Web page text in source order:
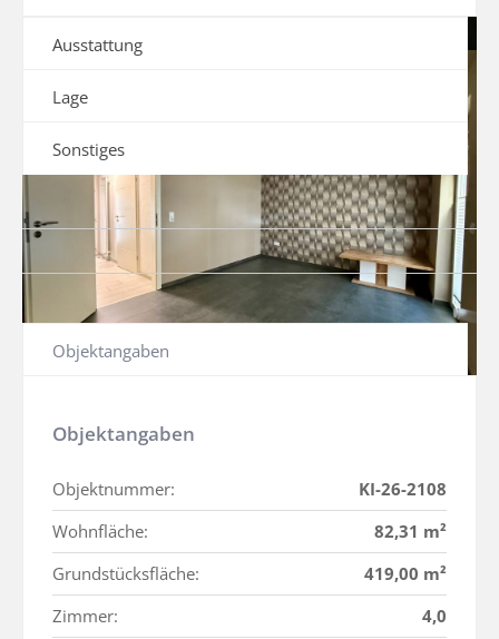
Ausstattung
Lage
Sonstiges
Teilen auf
Objektangaben
Objektangaben
Objektnummer:
KI-26-2108
Wohnfläche:
82,31 m²
Grundstücksfläche:
419,00 m²
Zimmer:
4,0